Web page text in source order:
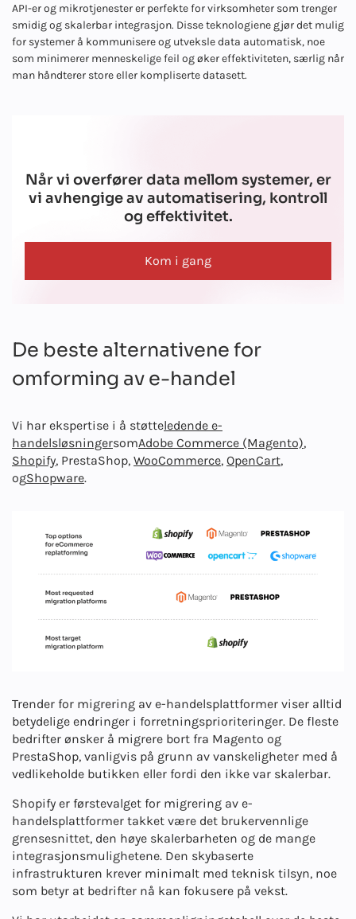
API-er og mikrotjenester er perfekte for virksomheter som trenger
smidig og skalerbar integrasjon. Disse teknologiene gjør det mulig
for systemer å kommunisere og utveksle data automatisk, noe
som minimerer menneskelige feil og øker effektiviteten, særlig når
man håndterer store eller kompliserte datasett.
Når vi overfører data mellom systemer, er
vi avhengige av automatisering, kontroll
og effektivitet.
Kom i gang
De beste alternativene for
omforming av e-handel
Vi har ekspertise i å støtteledende e-
handelsløsningersomAdobe Commerce (Magento),
Shopify, PrestaShop, WooCommerce, OpenCart,
ogShopware.
Trender for migrering av e-handelsplattformer viser alltid
betydelige endringer i forretningsprioriteringer. De fleste
bedrifter ønsker å migrere bort fra Magento og
PrestaShop, vanligvis på grunn av vanskeligheter med å
vedlikeholde butikken eller fordi den ikke var skalerbar.
Shopify er førstevalget for migrering av e-
handelsplattformer takket være det brukervennlige
grensesnittet, den høye skalerbarheten og de mange
integrasjonsmulighetene. Den skybaserte
infrastrukturen krever minimalt med teknisk tilsyn, noe
som betyr at bedrifter nå kan fokusere på vekst.